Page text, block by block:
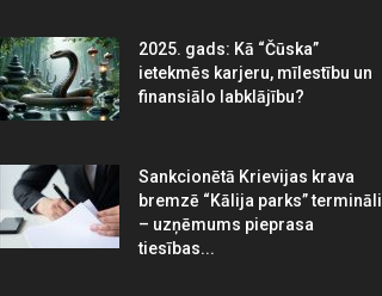
2025. gads: Kā “Čūska”
ietekmēs karjeru, mīlestību un
finansiālo labklājību?
Sankcionētā Krievijas krava
bremzē “Kālija parks” termināli
– uzņēmums pieprasa
tiesības...